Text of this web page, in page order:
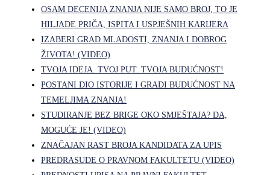
OSAM DECENIJA ZNANJA NIJE SAMO BROJ, TO JE
HILJADE PRIČA, ISPITA I USPJEŠNIH KARIJERA
IZABERI GRAD MLADOSTI, ZNANJA I DOBROG
ŽIVOTA! (VIDEO)
TVOJA IDEJA. TVOJ PUT. TVOJA BUDUĆNOST!
POSTANI DIO ISTORIJE I GRADI BUDUĆNOST NA
TEMELJIMA ZNANJA!
STUDIRANJE BEZ BRIGE OKO SMJEŠTAJA? DA,
MOGUĆE JE! (VIDEO)
ZNAČAJAN RAST BROJA KANDIDATA ZA UPIS
PREDRASUDE O PRAVNOM FAKULTETU (VIDEO)